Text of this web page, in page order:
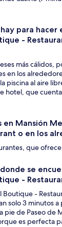
para hacer
-
más cálidos,
en los
piscina al aire
hotel, que
en Mansión
o en los
que
se
-
-
solo 3 minutos
pie de Paseo de
es perfecta